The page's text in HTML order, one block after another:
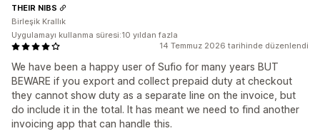
14 Temmuz 2026 tarihinde düzenlendi
We have been a happy user of Sufio for many years BUT
BEWARE if you export and collect prepaid duty at checkout
they cannot show duty as a separate line on the invoice, but
do include it in the total. It has meant we need to find another
invoicing app that can handle this.
THEIR NIBS
Birleşik Krallık
Uygulamayı kullanma süresi:10 yıldan fazla